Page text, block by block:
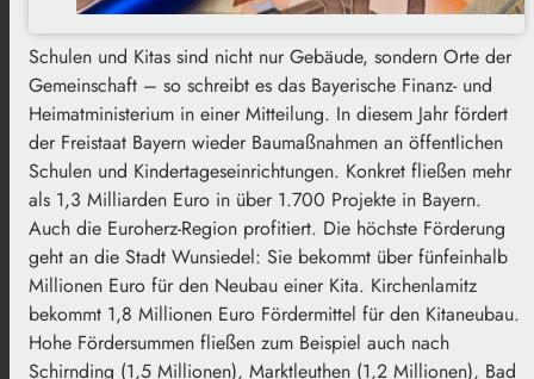
Schulen und Kitas sind nicht nur Gebäude, sondern Orte der
Gemeinschaft – so schreibt es das Bayerische Finanz- und
Heimatministerium in einer Mitteilung. In diesem Jahr fördert
der Freistaat Bayern wieder Baumaßnahmen an öffentlichen
Schulen und Kindertageseinrichtungen. Konkret fließen mehr
als 1,3 Milliarden Euro in über 1.700 Projekte in Bayern.
Auch die Euroherz-Region profitiert. Die höchste Förderung
geht an die Stadt Wunsiedel: Sie bekommt über fünfeinhalb
Millionen Euro für den Neubau einer Kita. Kirchenlamitz
bekommt 1,8 Millionen Euro Fördermittel für den Kitaneubau.
Hohe Fördersummen fließen zum Beispiel auch nach
Schirnding (1,5 Millionen), Marktleuthen (1,2 Millionen), Bad